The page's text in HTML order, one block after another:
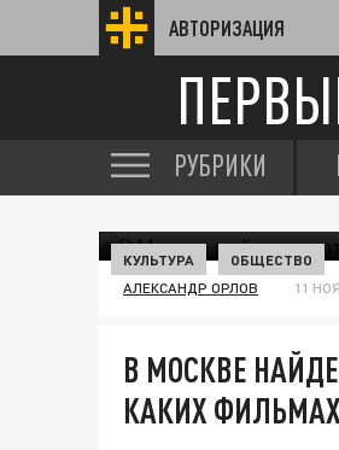
АВТОРИЗАЦИЯ
РУБРИКИ
КУЛЬТУРА ОБЩЕСТВО
АЛЕКСАНДР ОРЛОВ 11
В МОСКВЕ
КАКИХ